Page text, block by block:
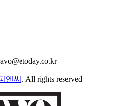
엔씨 . All rights reserved